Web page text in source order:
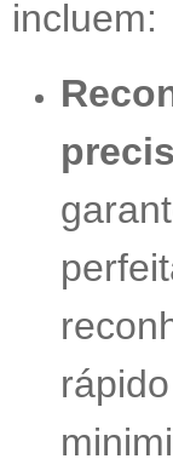
incluem: